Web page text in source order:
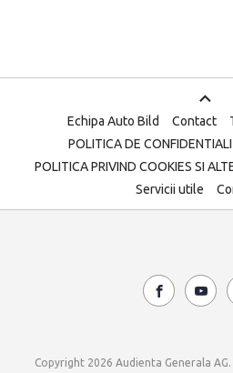
Echipa Auto Bild Contact
POLITICA DE
POLITICA PRIVIND COOKIES SI
Servicii utile
Copyright 2026 Audienta Generala